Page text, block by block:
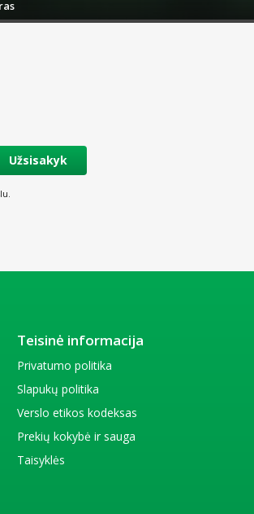
Užsisakyk
Teisinė informacija
Privatumo politika
Slapukų politika
Verslo etikos kodeksas
Prekių kokybė ir sauga
Taisyklės